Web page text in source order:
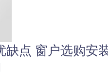
缺点 窗户选购安